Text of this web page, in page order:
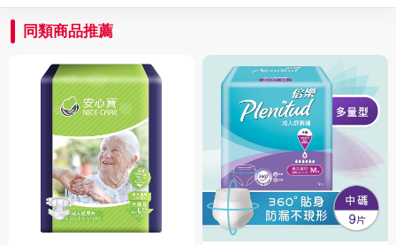
同類商品推薦